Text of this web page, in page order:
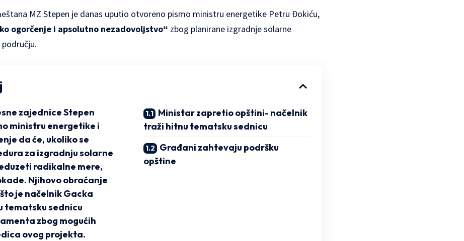
MZ Stepen je danas uputio otvoreno pismo ministru energetike Petru Đokiću,
ogorčenje i apsolutno nezadovoljstvo“ zbog planirane izgradnje solarne
zajednice Stepen
ministru energetike i
da će, ukoliko se
za izgradnju solarne
radikalne mere,
Njihovo obraćanje
je načelnik Gacka
tematsku sednicu
zbog mogućih
ovog projekta.
Ministar zapretio opštini- načelnik
traži hitnu tematsku sednicu
Građani zahtevaju podršku
opštine